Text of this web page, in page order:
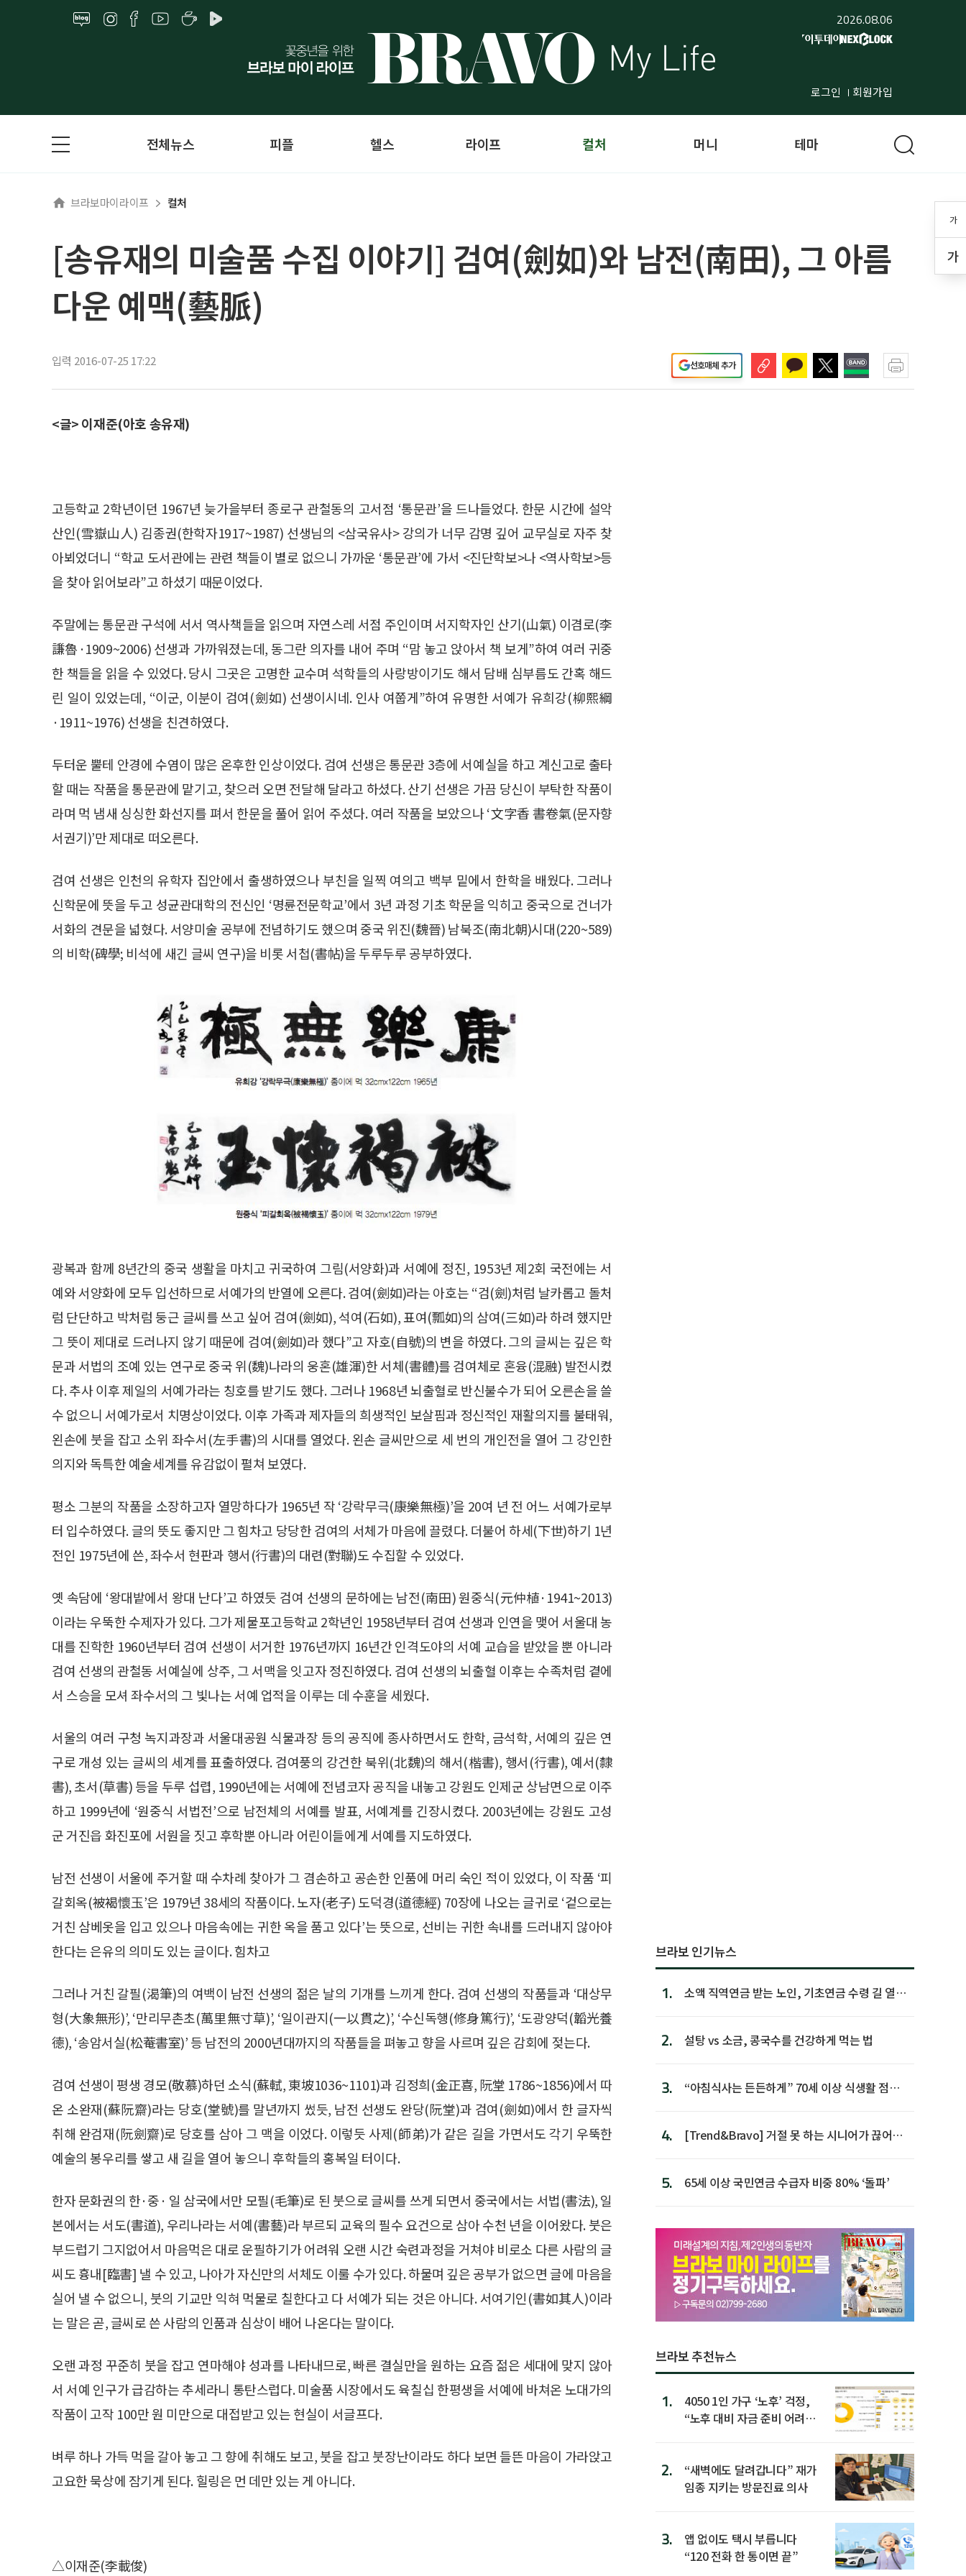
2026.08.06
로그인 회원가입
가
가
전체뉴스 피플 헬스 라이프 컬처 머니 테마
브라보마이라이프 컬처
[송유재의 미술품 수집 이야기] 검여(劍如)와 남전(南田), 그 아름
다운 예맥(藝脈)
입력 2016-07-25 17:22 선호매체 추가
<글> 이재준(아호 송유재)
고등학교 2학년이던 1967년 늦가을부터 종로구 관철동의 고서점 ‘통문관’을 드나들었다. 한문 시간에 설악
산인(雪嶽山人) 김종권(한학자1917~1987) 선생님의 <삼국유사> 강의가 너무 감명 깊어 교무실로 자주 찾
아뵈었더니 “학교 도서관에는 관련 책들이 별로 없으니 가까운 ‘통문관’에 가서 <진단학보>나 <역사학보>등
을 찾아 읽어보라”고 하셨기 때문이었다.
주말에는 통문관 구석에 서서 역사책들을 읽으며 자연스레 서점 주인이며 서지학자인 산기(山氣) 이겸로(李
謙魯·1909~2006) 선생과 가까워졌는데, 동그란 의자를 내어 주며 “맘 놓고 앉아서 책 보게”하여 여러 귀중
한 책들을 읽을 수 있었다. 당시 그곳은 고명한 교수며 석학들의 사랑방이기도 해서 담배 심부름도 간혹 해드
린 일이 있었는데, “이군, 이분이 검여(劍如) 선생이시네. 인사 여쭙게”하여 유명한 서예가 유희강(柳熙綱
·1911~1976) 선생을 친견하였다.
두터운 뿔테 안경에 수염이 많은 온후한 인상이었다. 검여 선생은 통문관 3층에 서예실을 하고 계신고로 출타
할 때는 작품을 통문관에 맡기고, 찾으러 오면 전달해 달라고 하셨다. 산기 선생은 가끔 당신이 부탁한 작품이
라며 먹 냄새 싱싱한 화선지를 펴서 한문을 풀어 읽어 주셨다. 여러 작품을 보았으나 ‘文字香 書卷氣(문자향
서권기)’만 제대로 떠오른다.
검여 선생은 인천의 유학자 집안에서 출생하였으나 부친을 일찍 여의고 백부 밑에서 한학을 배웠다. 그러나
신학문에 뜻을 두고 성균관대학의 전신인 ‘명륜전문학교’에서 3년 과정 기초 학문을 익히고 중국으로 건너가
서화의 견문을 넓혔다. 서양미술 공부에 전념하기도 했으며 중국 위진(魏晉) 남북조(南北朝)시대(220~589)
의 비학(碑學; 비석에 새긴 글씨 연구)을 비롯 서첩(書帖)을 두루두루 공부하였다.
광복과 함께 8년간의 중국 생활을 마치고 귀국하여 그림(서양화)과 서예에 정진, 1953년 제2회 국전에는 서
예와 서양화에 모두 입선하므로 서예가의 반열에 오른다. 검여(劍如)라는 아호는 “검(劍)처럼 날카롭고 돌처
럼 단단하고 박처럼 둥근 글씨를 쓰고 싶어 검여(劍如), 석여(石如), 표여(瓢如)의 삼여(三如)라 하려 했지만
그 뜻이 제대로 드러나지 않기 때문에 검여(劍如)라 했다”고 자호(自號)의 변을 하였다. 그의 글씨는 깊은 학
문과 서법의 조예 있는 연구로 중국 위(魏)나라의 웅혼(雄渾)한 서체(書體)를 검여체로 혼융(混融) 발전시켰
다. 추사 이후 제일의 서예가라는 칭호를 받기도 했다. 그러나 1968년 뇌출혈로 반신불수가 되어 오른손을 쓸
수 없으니 서예가로서 치명상이었다. 이후 가족과 제자들의 희생적인 보살핌과 정신적인 재활의지를 불태워,
왼손에 붓을 잡고 소위 좌수서(左手書)의 시대를 열었다. 왼손 글씨만으로 세 번의 개인전을 열어 그 강인한
의지와 독특한 예술세계를 유감없이 펼쳐 보였다.
평소 그분의 작품을 소장하고자 열망하다가 1965년 작 ‘강락무극(康樂無極)’을 20여 년 전 어느 서예가로부
터 입수하였다. 글의 뜻도 좋지만 그 힘차고 당당한 검여의 서체가 마음에 끌렸다. 더불어 하세(下世)하기 1년
전인 1975년에 쓴, 좌수서 현판과 행서(行書)의 대련(對聯)도 수집할 수 있었다.
옛 속담에 ‘왕대밭에서 왕대 난다’고 하였듯 검여 선생의 문하에는 남전(南田) 원중식(元仲植·1941~2013)
이라는 우뚝한 수제자가 있다. 그가 제물포고등학교 2학년인 1958년부터 검여 선생과 인연을 맺어 서울대 농
대를 진학한 1960년부터 검여 선생이 서거한 1976년까지 16년간 인격도야의 서예 교습을 받았을 뿐 아니라
검여 선생의 관철동 서예실에 상주, 그 서맥을 잇고자 정진하였다. 검여 선생의 뇌출혈 이후는 수족처럼 곁에
서 스승을 모셔 좌수서의 그 빛나는 서예 업적을 이루는 데 수훈을 세웠다.
서울의 여러 구청 녹지과장과 서울대공원 식물과장 등의 공직에 종사하면서도 한학, 금석학, 서예의 깊은 연
구로 개성 있는 글씨의 세계를 표출하였다. 검여풍의 강건한 북위(北魏)의 해서(楷書), 행서(行書), 예서(隸
書), 초서(草書) 등을 두루 섭렵, 1990년에는 서예에 전념코자 공직을 내놓고 강원도 인제군 상남면으로 이주
하고 1999년에 ‘원중식 서법전’으로 남전체의 서예를 발표, 서예계를 긴장시켰다. 2003년에는 강원도 고성
군 거진읍 화진포에 서원을 짓고 후학뿐 아니라 어린이들에게 서예를 지도하였다.
남전 선생이 서울에 주거할 때 수차례 찾아가 그 겸손하고 공손한 인품에 머리 숙인 적이 있었다, 이 작품 ‘피
갈회옥(被褐懷玉’은 1979년 38세의 작품이다. 노자(老子) 도덕경(道德經) 70장에 나오는 글귀로 ‘겉으로는
거친 삼베옷을 입고 있으나 마음속에는 귀한 옥을 품고 있다’는 뜻으로, 선비는 귀한 속내를 드러내지 않아야
한다는 은유의 의미도 있는 글이다. 힘차고
그러나 거친 갈필(渴筆)의 여백이 남전 선생의 젊은 날의 기개를 느끼게 한다. 검여 선생의 작품들과 ‘대상무
형(大象無形)’, ‘만리무촌초(萬里無寸草)’, ‘일이관지(一以貫之)’, ‘수신독행(修身篤行)’, ‘도광양덕(韜光養
德), ‘송암서실(松菴書室)’ 등 남전의 2000년대까지의 작품들을 펴놓고 향을 사르며 깊은 감회에 젖는다.
검여 선생이 평생 경모(敬慕)하던 소식(蘇軾, 東坡1036~1101)과 김정희(金正喜, 阮堂 1786~1856)에서 따
온 소완재(蘇阮齋)라는 당호(堂號)를 말년까지 썼듯, 남전 선생도 완당(阮堂)과 검여(劍如)에서 한 글자씩
취해 완검재(阮劍齋)로 당호를 삼아 그 맥을 이었다. 이렇듯 사제(師弟)가 같은 길을 가면서도 각기 우뚝한
예술의 봉우리를 쌓고 새 길을 열어 놓으니 후학들의 홍복일 터이다.
한자 문화권의 한·중· 일 삼국에서만 모필(毛筆)로 된 붓으로 글씨를 쓰게 되면서 중국에서는 서법(書法), 일
본에서는 서도(書道), 우리나라는 서예(書藝)라 부르되 교육의 필수 요건으로 삼아 수천 년을 이어왔다. 붓은
부드럽기 그지없어서 마음먹은 대로 운필하기가 어려워 오랜 시간 숙련과정을 거쳐야 비로소 다른 사람의 글
씨도 흉내[臨書] 낼 수 있고, 나아가 자신만의 서체도 이룰 수가 있다. 하물며 깊은 공부가 없으면 글에 마음을
실어 낼 수 없으니, 붓의 기교만 익혀 먹물로 칠한다고 다 서예가 되는 것은 아니다. 서여기인(書如其人)이라
는 말은 곧, 글씨로 쓴 사람의 인품과 심상이 배어 나온다는 말이다.
오랜 과정 꾸준히 붓을 잡고 연마해야 성과를 나타내므로, 빠른 결실만을 원하는 요즘 젊은 세대에 맞지 않아
서 서예 인구가 급감하는 추세라니 통탄스럽다. 미술품 시장에서도 육칠십 한평생을 서예에 바쳐온 노대가의
작품이 고작 100만 원 미만으로 대접받고 있는 현실이 서글프다.
벼루 하나 가득 먹을 갈아 놓고 그 향에 취해도 보고, 붓을 잡고 붓장난이라도 하다 보면 들뜬 마음이 가라앉고
고요한 묵상에 잠기게 된다. 힐링은 먼 데만 있는 게 아니다.
△이재준(李載俊)
브라보 인기뉴스
1.
소액 직역연금 받는 노인, 기초연금 수령 길 열린
2. 설탕 vs 소금, 콩국수를 건강하게 먹는 법
3.
“아침식사는 든든하게” 70세 이상 식생활 점수
4.
[Trend&Bravo] 거절 못 하는 시니어가 끊어야
5. 65세 이상 국민연금 수급자 비중 80% ‘돌파’
브라보 추천뉴스
1.
4050 1인 가구 ‘노후’ 걱정,
“노후 대비 자금 준비 어려
2.
“새벽에도 달려갑니다” 재가
임종 지키는 방문진료 의사
3.
앱 없이도 택시 부릅니다
“120 전화 한 통이면 끝”